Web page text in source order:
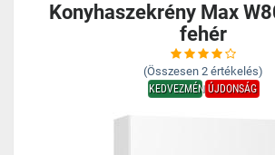
Konyhaszekrény Max
fehér
(Összesen 2 értékelés)
KEDVEZMÉNYÚJDONSÁG